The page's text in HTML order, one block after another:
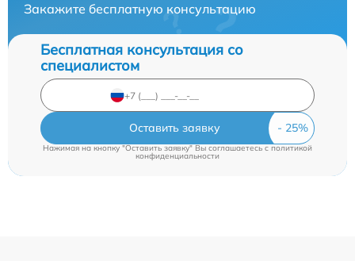
Закажите бесплатную консультацию
Бесплатная консультация со
специалистом
Оставить заявку
Нажимая на кнопку "Оставить заявку" Вы соглашаетесь cполитикой
конфиденциальности